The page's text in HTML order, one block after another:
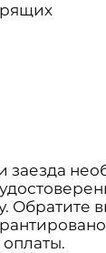
заезда
Обратите